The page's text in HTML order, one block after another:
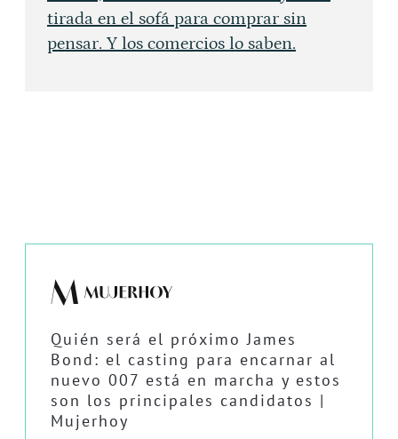
tirada en el sofá para comprar sin
pensar. Y los comercios lo saben.
Quién será el próximo James
Bond: el casting para encarnar al
nuevo 007 está en marcha y estos
son los principales candidatos |
Mujerhoy